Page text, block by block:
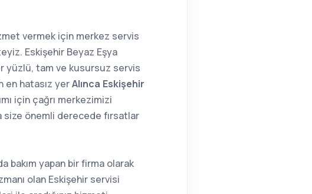
vermek için merkez servis
Eskişehir Beyaz Eşya
yüzlü, tam ve kusursuz servis
en hatasız yerAlınca Eskişehir
için çağrı merkezimizi
size önemli derecede fırsatlar
bakım yapan bir firma olarak
olan Eskişehir servisi